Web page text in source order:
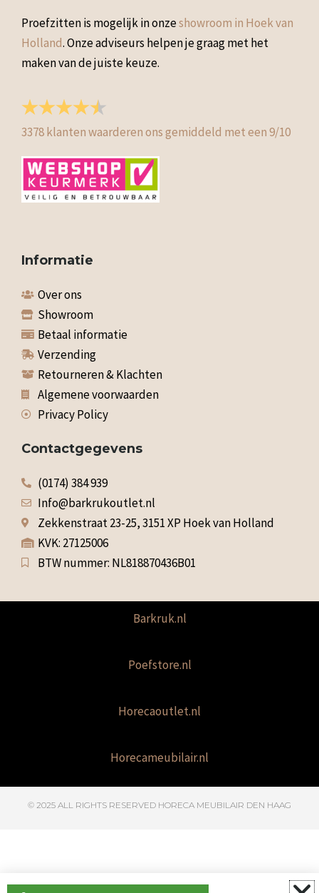
Proefzitten is mogelijk in onzeshowroom in Hoek van
Holland. Onze adviseurs helpen je graag met het
maken van de juiste keuze.
3378klanten waarderen ons gemiddeld met een9/10
Informatie
Over ons
Showroom
Betaal informatie
Verzending
Retourneren & Klachten
Algemene voorwaarden
Privacy Policy
Contactgegevens
(0174) 384 939
Info@barkrukoutlet.nl
Zekkenstraat 23-25, 3151 XP Hoek van Holland
KVK: 27125006
BTW nummer: NL818870436B01
Barkruk.nl
Poefstore.nl
Horecaoutlet.nl
Horecameubilair.nl
© 2025 ALL RIGHTS RESERVED​ HORECA MEUBILAIR DEN HAAG